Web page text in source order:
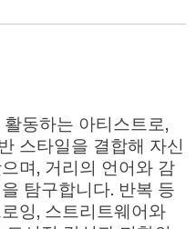
동하는 아티스트로,
스타일을 결합해 자신
며, 거리의 언어와 감
탐구합니다. 반복 등
잉, 스트리트웨어와